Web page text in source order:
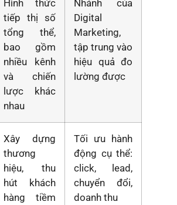
Hình thức
tiếp thị số
tổng thể,
bao gồm
nhiều kênh
và chiến
lược khác
nhau
Nhánh của
Digital
Marketing,
tập trung vào
hiệu quả đo
lường được
Xây dựng
thương
hiệu, thu
hút khách
hàng tiềm
Tối ưu hành
động cụ thể:
click, lead,
chuyển đổi,
doanh thu